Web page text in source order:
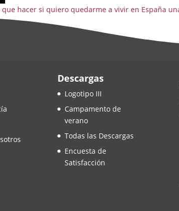
que hacer si quiero quedarme a vivir en España
Descargas
Logotipo III
Campamento de
verano
Todas las Descargas
Encuesta de
Satisfacción